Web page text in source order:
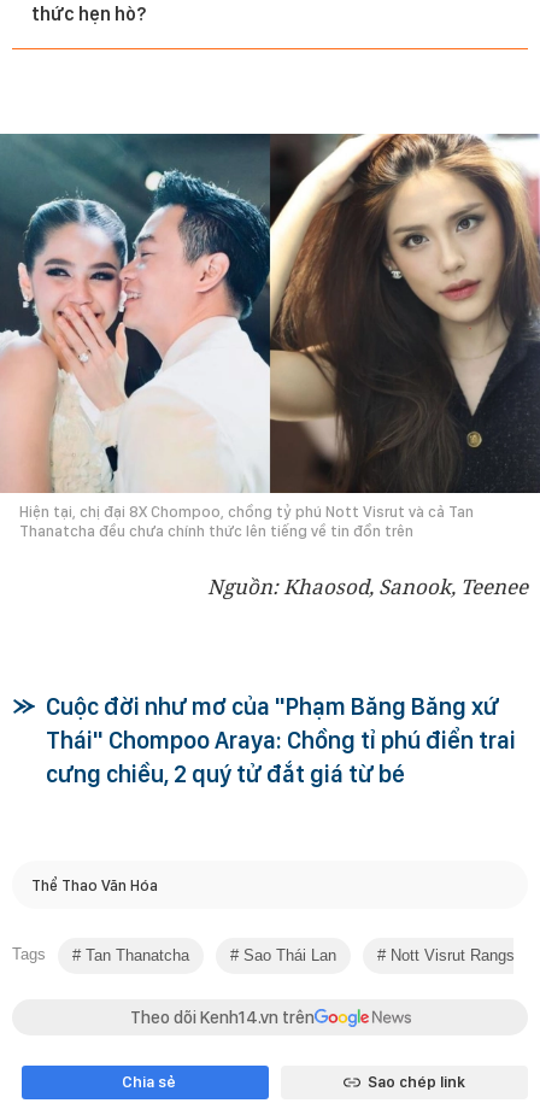
thức hẹn hò?
Hiện tại, chị đại 8X Chompoo, chồng tỷ phú Nott Visrut và cả Tan
Thanatcha đều chưa chính thức lên tiếng về tin đồn trên
Nguồn: Khaosod, Sanook, Teenee
Cuộc đời như mơ của "Phạm Băng Băng xứ
Thái" Chompoo Araya: Chồng tỉ phú điển trai
cưng chiều, 2 quý tử đắt giá từ bé
Thể Thao Văn Hóa
Tags Tan Thanatcha Sao Thái Lan Nott Visrut
Theo dõi Kenh14.vn trên
Chia sẻ Sao chép link